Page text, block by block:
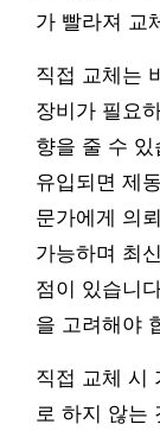
가 빨라져 교
직접 교체는
장비가 필요
향을 줄 수
유입되면 제
문가에게 의
가능하며 최
점이 있습니
을 고려해야
직접 교체 시
로 하지 않는